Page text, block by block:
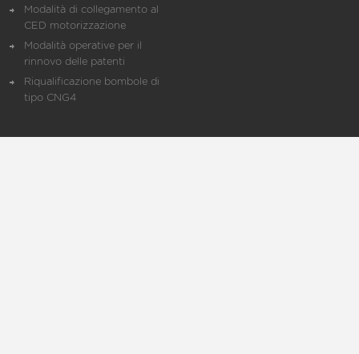
Modalità di collegamento al
CED motorizzazione
Modalità operative per il
rinnovo delle patenti
Riqualificazione bombole di
tipo CNG4